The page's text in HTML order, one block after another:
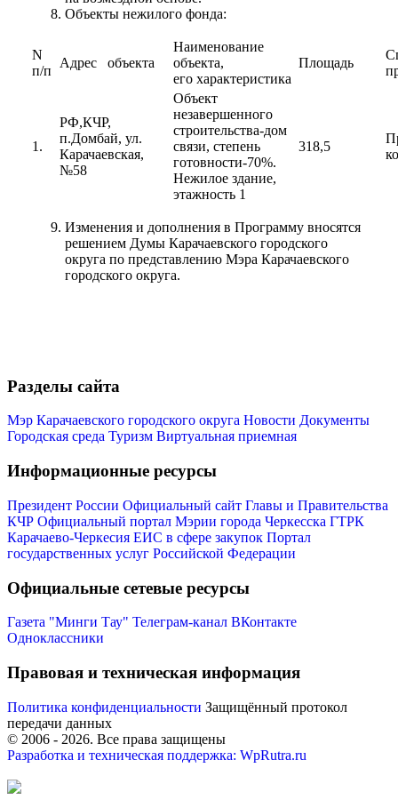
Объекты нежилого фонда:
N
п/п
Адрес объекта
Наименование
объекта,
его характеристика
Площадь
1.
РФ,КЧР,
п.Домбай, ул.
Карачаевская,
№58
Объект
незавершенного
строительства-дом
связи, степень
готовности-70%.
Нежилое здание,
этажность 1
318,5
Изменения и дополнения в Программу вносятся
решением Думы Карачаевского городского
округа по представлению Мэра Карачаевского
городского округа.
Разделы сайта
Мэр Карачаевского городского округа Новости Документы
Городская среда Туризм Виртуальная приемная
Информационные ресурсы
Президент России Официальный сайт Главы и Правительства
КЧР Официальный портал Мэрии города Черкесска ГТРК
Карачаево-Черкесия ЕИС в сфере закупок Портал
государственных услуг Российской Федерации
Официальные сетевые ресурсы
Газета "Минги Тау" Телеграм-канал ВКонтакте
Одноклассники
Правовая и техническая информация
Политика конфиденциальности Защищённый протокол
передачи данных
© 2006 - 2026. Все права защищены
Разработка и техническая поддержка: WpRutra.ru
Дума